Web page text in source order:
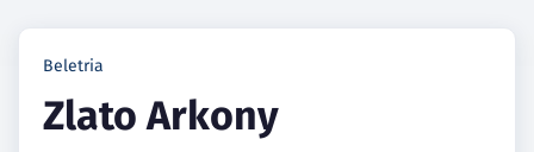
Beletria
Zlato Arkony